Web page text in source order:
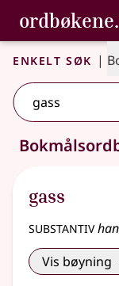
Gå til
Tilgjenge
Bokmålsordboka og
Enkelt søk |
Eitt treff.
gass
substantiv
Vis bøyning